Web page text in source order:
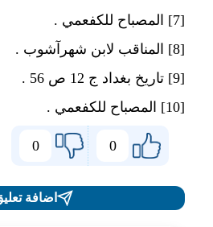
[7]
المصباح للكفعمي .
[8]
المناقب لابن شهرآشوب .
[9]
تاريخ بغداد ج 12 ص 56 .
[10]
المصباح للكفعمي .
0
0
اضافة